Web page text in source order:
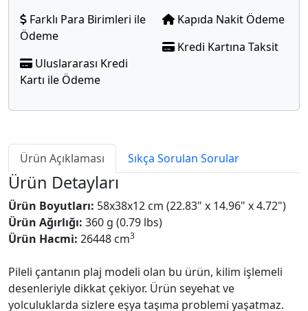
Farklı Para Birimleri ile
Ödeme
Uluslararası Kredi
Kartı ile Ödeme
Kapıda Nakit Ödeme
Kredi Kartına Taksit
Ürün Açıklaması Sıkça Sorulan Sorular
Ürün Detayları
Ürün Boyutları: 58x38x12 cm (22.83" x 14.96" x 4.72")
Ürün Ağırlığı: 360 g (0.79 lbs)
Ürün Hacmi: 26448 cm3
Pileli çantanın plaj modeli olan bu ürün, kilim işlemeli
desenleriyle dikkat çekiyor. Ürün seyehat ve
yolculuklarda sizlere eşya taşıma problemi yaşatmaz.